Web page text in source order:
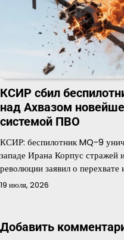
КСИР сбил
над Ахвазом
системой ПВО
КСИР: беспилотник MQ-9
западе Ирана Корпус стражей
революции заявил о перехвате
19 июля, 2026
Добавить